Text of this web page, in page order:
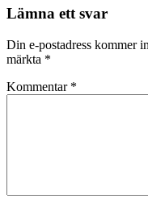
Lämna ett svar
Din e-postadress kommer
märkta *
Kommentar *